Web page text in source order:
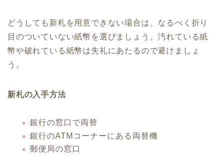
どうしても新札を用意できない場合は、なるべく折り
目のついていない紙幣を選びましょう。汚れている紙
幣や破れている紙幣は失礼にあたるので避けましょ
う。
新札の入手方法
銀行の窓口で両替
銀行のATMコーナーにある両替機
郵便局の窓口